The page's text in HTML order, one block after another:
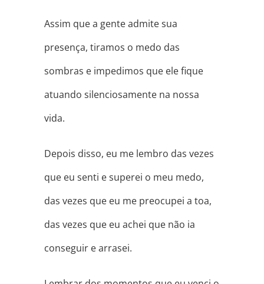
Assim que a gente admite sua
presença, tiramos o medo das
sombras e impedimos que ele fique
atuando silenciosamente na nossa
vida.
Depois disso, eu me lembro das vezes
que eu senti e superei o meu medo,
das vezes que eu me preocupei a toa,
das vezes que eu achei que não ia
conseguir e arrasei.